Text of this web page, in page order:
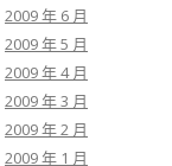
2009 年 6 月
2009 年 5 月
2009 年 4 月
2009 年 3 月
2009 年 2 月
2009 年 1 月